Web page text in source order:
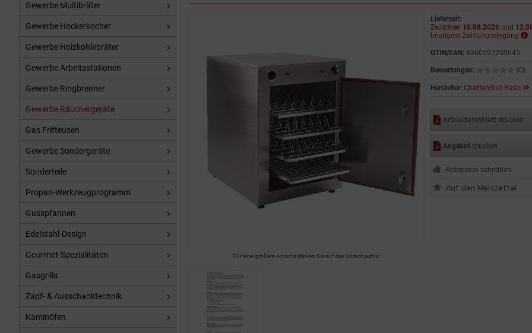
Für eine größere Ansicht klicken Sie auf das Vorschaubild
Lieferzeit:
Zwischen 10.08.2026und
heutigem Zahlungseingang
GTIN/EAN: 4060597259645
Bewertungen: (0)
Hersteller: ChattenGlut Basic
Artikeldatenblatt drucken
Angebotdrucken
Rezension schreiben
Gewerbe Multibräter
Gewerbe Hockerkocher
Gewerbe Holzkohlebräter
Gewerbe Arbeitsstationen
Gewerbe Ringbrenner
Gewerbe Räuchergeräte
Gas Fritteusen
Gewerbe Sondergeräte
Sonderteile
Propan-Werkzeugprogramm
Gusspfannen
Edelstahl-Design
Gourmet-Spezialitäten
Gasgrills
Zapf- & Ausschanktechnik
Kaminöfen